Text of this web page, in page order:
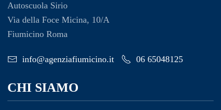
Autoscuola Sirio
Via della Foce Micina, 10/A
Fiumicino Roma
info@agenziafiumicino.it 06 65048125
CHI SIAMO